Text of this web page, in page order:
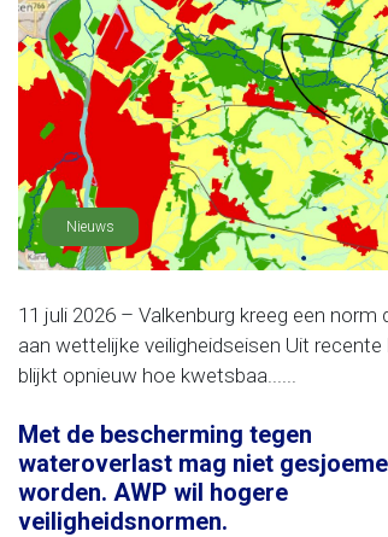
Nieuws
11 juli 2026 – Valkenburg kreeg een norm
aan wettelijke veiligheidseisen Uit recente
blijkt opnieuw hoe kwetsbaa......
Met de bescherming tegen
wateroverlast mag niet
worden. AWP wil hogere
veiligheidsnormen.